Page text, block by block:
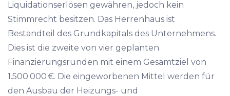
Liquidationserlösen gewähren, jedoch kein
Stimmrecht besitzen. Das Herrenhaus ist
Bestandteil des Grundkapitals des Unternehmens.
Dies ist die zweite von vier geplanten
Finanzierungsrunden mit einem Gesamtziel von
1.500.000 €. Die eingeworbenen Mittel werden für
den Ausbau der Heizungs- und